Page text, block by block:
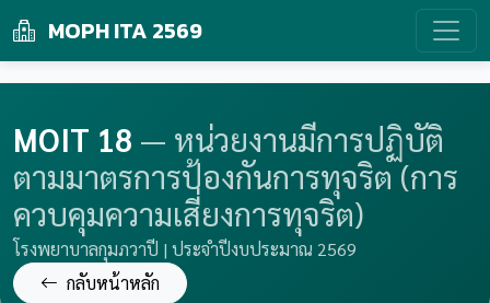
MOPH ITA 2569
MOIT 18 — หน่วยงานมีการปฏิบัติ
ตามมาตรการป้องกันการทุจริต (การ
ควบคุมความเสี่ยงการทุจริต)
โรงพยาบาลกุมภวาปี | ประจำปีงบประมาณ 2569
กลับหน้าหลัก